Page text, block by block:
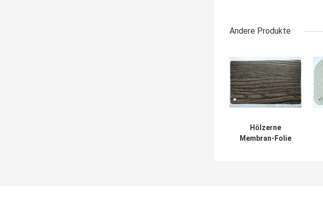
Andere Produkte
Hölzerne
Membran-Folie